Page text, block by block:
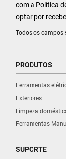
Todos os campos
com a Política
optar por
PRODUTOS
Ferramentas
Exteriores
Limpeza
Ferramentas
SUPORTE